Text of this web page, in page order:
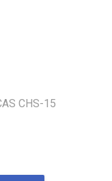
CHS-15